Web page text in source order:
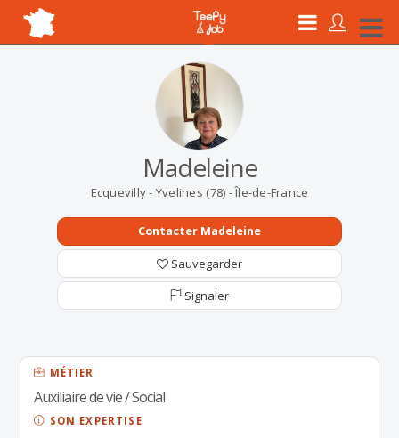
Madeleine
Ecquevilly - Yvelines (78) - Île-de-France
Contacter Madeleine
Sauvegarder
Signaler
MÉTIER
Auxiliaire de vie / Social
SON EXPERTISE